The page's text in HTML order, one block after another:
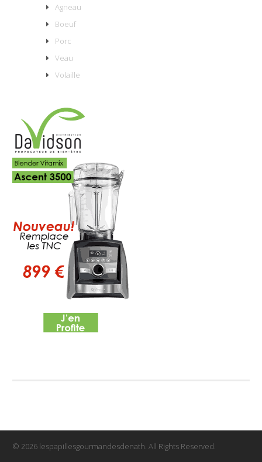
Agneau
Boeuf
Porc
Veau
Volaille
© 2026 lespapillesgourmandesdenath. All Rights Reserved.